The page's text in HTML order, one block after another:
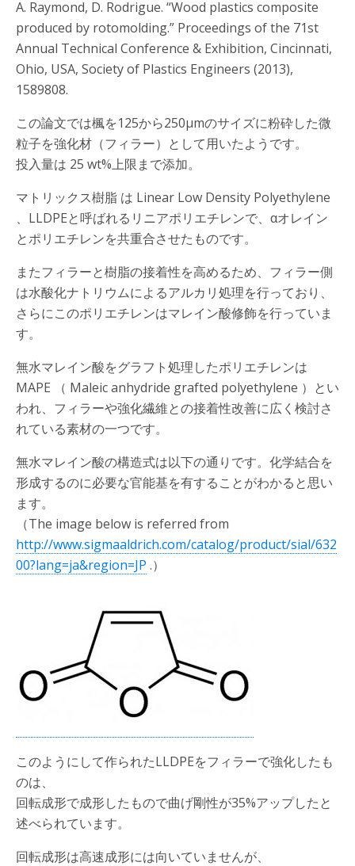
A. Raymond, D. Rodrigue. “Wood plastics composite
produced by rotomolding.” Proceedings of the 71st
Annual Technical Conference & Exhibition, Cincinnati,
Ohio, USA, Society of Plastics Engineers (2013),
1589808.
この論文では楓を125から250μmのサイズに粉砕した微
粒子を強化材（フィラー）として用いたようです。
投入量は 25 wt%上限まで添加。
マトリックス樹脂 は Linear Low Density Polyethylene
、LLDPEと呼ばれるリニアポリエチレンで、αオレイン
とポリエチレンを共重合させたものです。
またフィラーと樹脂の接着性を高めるため、フィラー側
は水酸化ナトリウムによるアルカリ処理を行っており、
さらにこのポリエチレンはマレイン酸修飾を行っていま
す。
無水マレイン酸をグラフト処理したポリエチレンは
MAPE （ Maleic anhydride grafted polyethylene ）とい
われ、フィラーや強化繊維との接着性改善に広く検討さ
れている素材の一つです。
無水マレイン酸の構造式は以下の通りです。化学結合を
形成するのに必要な官能基を有することがわかると思い
ます。
（The image below is referred from
http://www.sigmaaldrich.com/catalog/product/sial/632
00?lang=ja&region=JP .）
このようにして作られたLLDPEをフィラーで強化したも
のは、
回転成形で成形したもので曲げ剛性が35%アップしたと
述べられています。
回転成形は高速成形には向いていませんが、